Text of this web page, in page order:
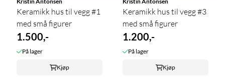
Keramikk hus til vegg #1
med små figurer
1.500,-
På lager
Kjøp
Keramikk hus til vegg #3
med små figurer
1.200,-
På lager
Kjøp